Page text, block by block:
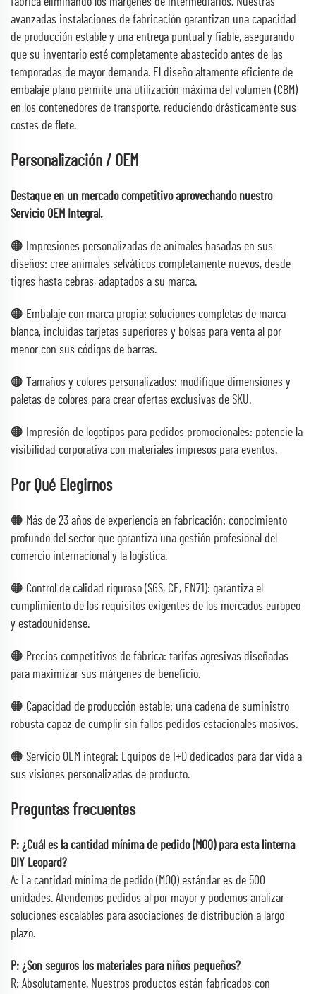
avanzadas instalaciones de fabricación garantizan una capacidad
de producción estable y una entrega puntual y fiable, asegurando
que su inventario esté completamente abastecido antes de las
temporadas de mayor demanda. El diseño altamente eficiente de
embalaje plano permite una utilización máxima del volumen (CBM)
en los contenedores de transporte, reduciendo drásticamente sus
costes de flete.
Personalización / OEM
Destaque en un mercado competitivo aprovechando nuestro
Servicio OEM Integral.
🟠 Impresiones personalizadas de animales basadas en sus
diseños: cree animales selváticos completamente nuevos, desde
tigres hasta cebras, adaptados a su marca.
🟠 Embalaje con marca propia: soluciones completas de marca
blanca, incluidas tarjetas superiores y bolsas para venta al por
menor con sus códigos de barras.
🟠 Tamaños y colores personalizados: modifique dimensiones y
paletas de colores para crear ofertas exclusivas de SKU.
🟠 Impresión de logotipos para pedidos promocionales: potencie la
visibilidad corporativa con materiales impresos para eventos.
Por Qué Elegirnos
🟠 Más de 23 años de experiencia en fabricación: conocimiento
profundo del sector que garantiza una gestión profesional del
comercio internacional y la logística.
🟠 Control de calidad riguroso (SGS, CE, EN71): garantiza el
cumplimiento de los requisitos exigentes de los mercados europeo
y estadounidense.
🟠 Precios competitivos de fábrica: tarifas agresivas diseñadas
para maximizar sus márgenes de beneficio.
🟠 Capacidad de producción estable: una cadena de suministro
robusta capaz de cumplir sin fallos pedidos estacionales masivos.
🟠 Servicio OEM integral: Equipos de I+D dedicados para dar vida a
sus visiones personalizadas de producto.
Preguntas frecuentes
P: ¿Cuál es la cantidad mínima de pedido (MOQ) para esta linterna
DIY Leopard?
A: La cantidad mínima de pedido (MOQ) estándar es de 500
unidades. Atendemos pedidos al por mayor y podemos analizar
soluciones escalables para asociaciones de distribución a largo
plazo.
P: ¿Son seguros los materiales para niños pequeños?
R: Absolutamente. Nuestros productos están fabricados con